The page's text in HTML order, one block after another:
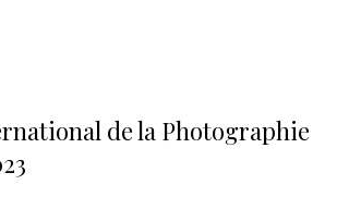
de la Photographie